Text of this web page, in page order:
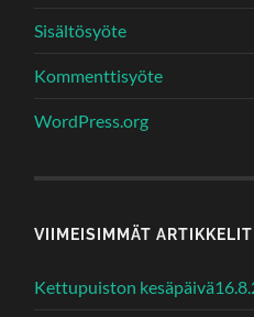
Sisältösyöte
Kommenttisyöte
WordPress.org
VIIMEISIMMÄT ARTIKKELIT
Kettupuiston